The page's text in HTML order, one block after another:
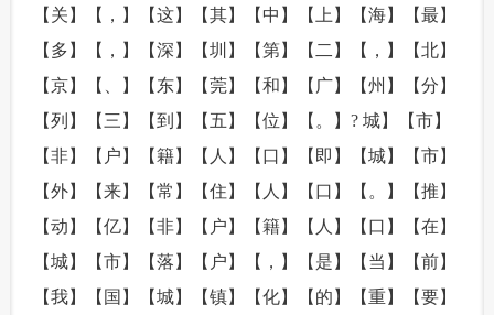
【关】【，】【这】【其】【中】【上】【海】【最】
【多】【，】【深】【圳】【第】【二】【，】【北】
【京】【、】【东】【莞】【和】【广】【州】【分】
【列】【三】【到】【五】【位】【。】? 城】【市】
【非】【户】【籍】【人】【口】【即】【城】【市】
【外】【来】【常】【住】【人】【口】【。】【推】
【动】【亿】【非】【户】【籍】【人】【口】【在】
【城】【市】【落】【户】【，】【是】【当】【前】
【我】【国】【城】【镇】【化】【的】【重】【要】